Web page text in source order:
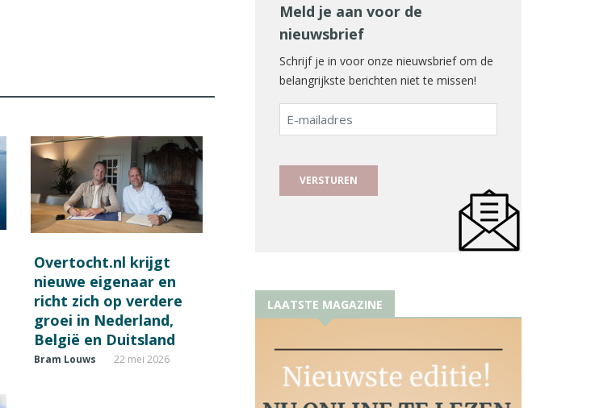
Overtocht.nl krijgt
nieuwe eigenaar en
richt zich op verdere
groei in Nederland,
België en Duitsland
Bram Louws 22 mei 2026
Meld je aan voor de
nieuwsbrief
Schrijf je in voor onze nieuwsbrief om de
belangrijkste berichten niet te missen!
E-
mailadres
LAATSTE MAGAZINE